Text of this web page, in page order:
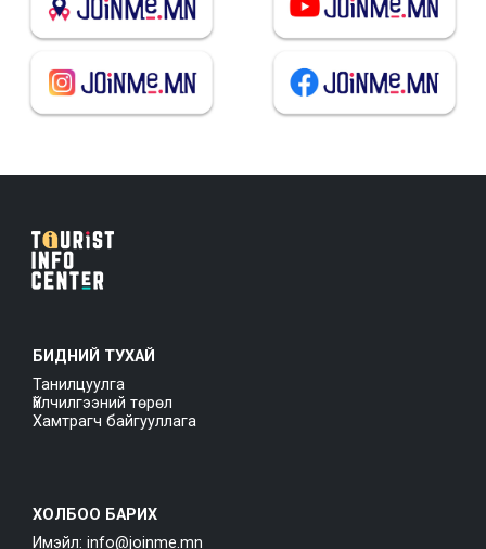
БИДНИЙ ТУХАЙ
Танилцуулга
Үйлчилгээний төрөл
Хамтрагч байгууллага
ХОЛБОО БАРИХ
Имэйл: info@joinme.mn